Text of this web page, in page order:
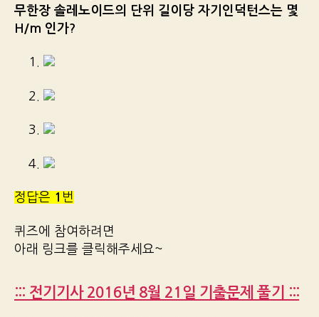
무한장 솔레노이드의 단위 길이당 자기인덕턴스는 몇
H/m 인가?
1.
2.
3.
4.
정답은 1 번
퀴즈에 참여하려면
아래 링크를 클릭해주세요~
::: 전기기사 2016년 8월 21일 기출문제 풀기 :::